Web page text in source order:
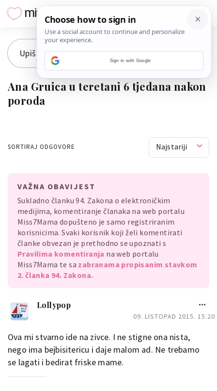
Ana Gruica u teretani 6 tjedana nakon
poroda
SORTIRAJ ODGOVORE Najstariji
VAŽNA OBAVIJEST
Sukladno članku 94. Zakona o elektroničkim
medijima, komentiranje članaka na web portalu
Miss7Mama dopušteno je samo registriranim
korisnicima. Svaki korisnik koji želi komentirati
članke obvezan je prethodno se upoznati s
Pravilima komentiranja na web portalu
Miss7Mama te sa zabranama propisanim stavkom
2. članka 94. Zakona.
Lollypop
09. LISTOPAD 2015. 15:20
Ova mi stvarno ide na zivce. I ne stigne ona nista,
nego ima bejbisitericu i daje malom ad. Ne trebamo
se lagati i bedirat friske mame.
Sign in with Google